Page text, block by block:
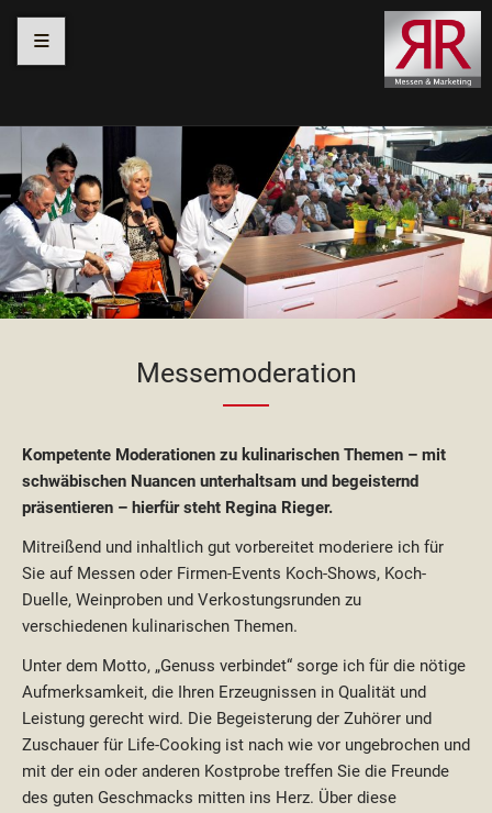
≡
Navigation
überspringen
Navigation
überspringen
Navigation
überspringen
Navigation
überspringen
Messemoderation
Kompetente Moderationen zu kulinarischen Themen – mit
schwäbischen Nuancen unterhaltsam und begeisternd
präsentieren – hierfür steht Regina Rieger.
Mitreißend und inhaltlich gut vorbereitet moderiere ich für
Sie auf Messen oder Firmen-Events Koch-Shows, Koch-
Duelle, Weinproben und Verkostungsrunden zu
verschiedenen kulinarischen Themen.
Unter dem Motto, „Genuss verbindet“ sorge ich für die nötige
Aufmerksamkeit, die Ihren Erzeugnissen in Qualität und
Leistung gerecht wird. Die Begeisterung der Zuhörer und
Zuschauer für Life-Cooking ist nach wie vor ungebrochen und
mit der ein oder anderen Kostprobe treffen Sie die Freunde
des guten Geschmacks mitten ins Herz. Über diese